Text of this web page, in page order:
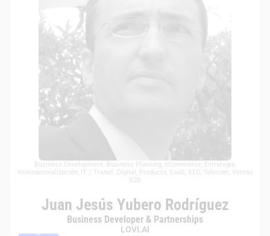
Business Development Business Planning eCommerce Estrategia
Internacionalización
IT / Transf. Digital Producto SaaS SEO, Telecom Ventas
B2B
Juan Jesús Yubero Rodríguez
Business Developer & Partnerships
LOVI.AI